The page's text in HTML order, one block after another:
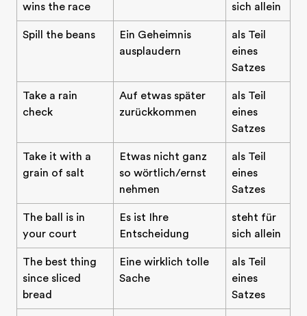
wins the race
sich allein
Spill the beans
Ein Geheimnis
ausplaudern
als Teil
eines
Satzes
Take a rain
check
Auf etwas später
zurückkommen
als Teil
eines
Satzes
Take it with a
grain of salt
Etwas nicht ganz
so wörtlich/ernst
nehmen
als Teil
eines
Satzes
The ball is in
your court
Es ist Ihre
Entscheidung
steht für
sich allein
The best thing
since sliced
bread
Eine wirklich tolle
Sache
als Teil
eines
Satzes